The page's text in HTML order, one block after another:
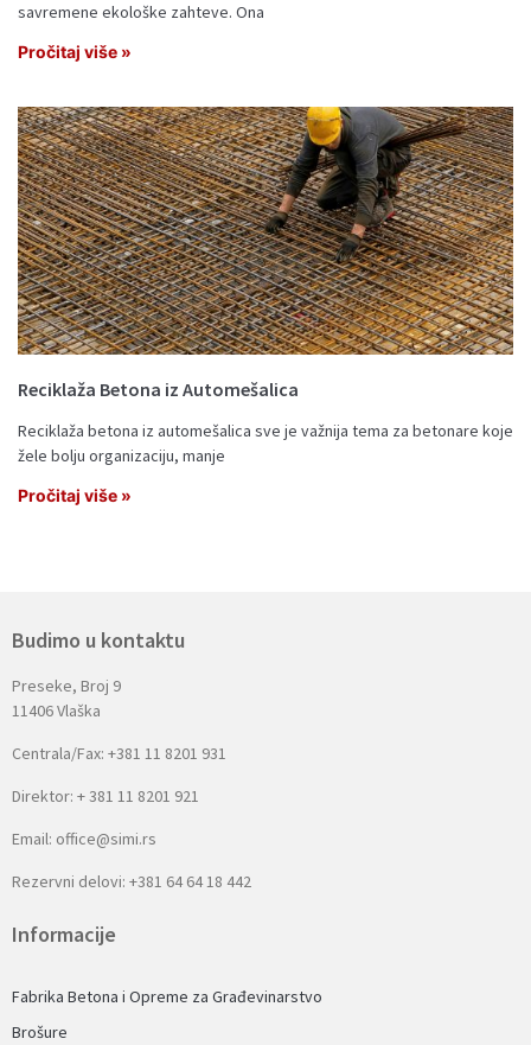
savremene ekološke zahteve. Ona
Pročitaj više »
Reciklaža Betona iz Automešalica
Reciklaža betona iz automešalica sve je važnija tema za betonare koje
žele bolju organizaciju, manje
Pročitaj više »
Budimo u kontaktu
Preseke, Broj 9
11406 Vlaška
Centrala/Fax: +381 11 8201 931
Direktor: + 381 11 8201 921
Email: office@simi.rs
Rezervni delovi: +381 64 64 18 442
Informacije
Fabrika Betona i Opreme za Građevinarstvo
Brošure